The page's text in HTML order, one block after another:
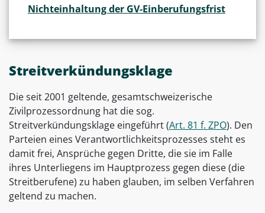
Nichteinhaltung der GV-Einberufungsfrist
Streitverkündungsklage
Die seit 2001 geltende, gesamtschweizerische
Zivilprozessordnung hat die sog.
Streitverkündungsklage eingeführt (Art. 81 f. ZPO). Den
Parteien eines Verantwortlichkeitsprozesses steht es
damit frei, Ansprüche gegen Dritte, die sie im Falle
ihres Unterliegens im Hauptprozess gegen diese (die
Streitberufene) zu haben glauben, im selben Verfahren
geltend zu machen.